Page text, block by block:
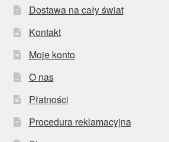
Dostawa na cały świat
Kontakt
Moje konto
O nas
Płatności
Procedura reklamacyjna